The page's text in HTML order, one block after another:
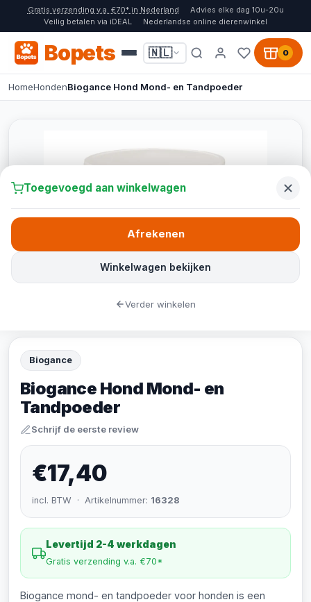
Gratis verzending v.a. €70* in Nederland
Advies elke dag 10u-20u
Veilig betalen via iDEAL
Nederlandse online dierenwinkel
Bopets 🇳🇱 0
HomeHondenBiogance Hond Mond- en Tandpoeder
Biogance
Biogance Hond Mond- en
Tandpoeder
Schrijf de eerste review
€17,40
incl. BTW · Artikelnummer: 16328
Levertijd 2-4 werkdagen
Gratis verzending v.a. €70*
Biogance mond- en tandpoeder voor honden is een
Toegevoegd aan winkelwagen
Winkelwagen bekijken
Afrekenen
Verder winkelen